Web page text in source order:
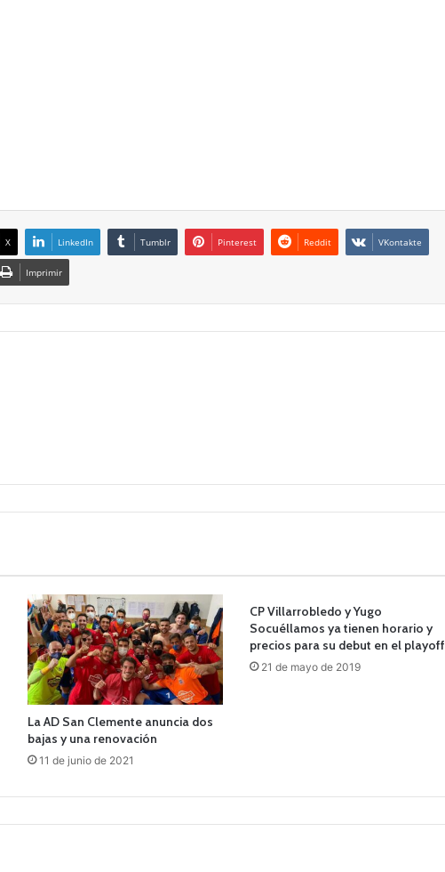
X LinkedIn Tumblr Pinterest Reddit VKontakte
Imprimir
La AD San Clemente anuncia dos
bajas y una renovación
11 de junio de 2021
CP Villarrobledo y Yugo
Socuéllamos ya tienen horario y
precios para su debut en el playoff
21 de mayo de 2019